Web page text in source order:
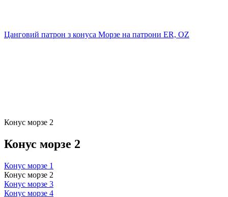
Цанговий патрон з конуса Морзе на патрони ER, OZ
Конус морзе 2
Конус морзе 2
Конус морзе 1
Конус морзе 2
Конус морзе 3
Конус морзе 4